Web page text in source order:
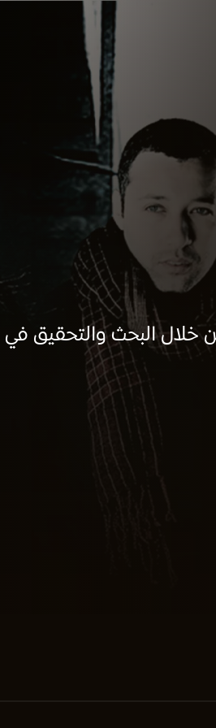
البحث والتحقيق في